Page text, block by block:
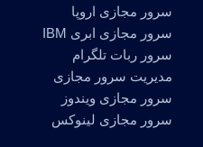
سرور مجازی اروپا
سرور مجازی ابری IBM
سرور ربات تلگرام
مدیریت سرور مجازی
سرور مجازی ویندوز
سرور مجازی لینوکس